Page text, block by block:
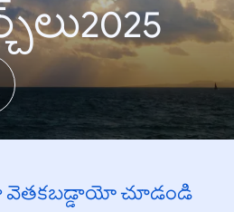
వెతకబడ్డాయో చూడండి